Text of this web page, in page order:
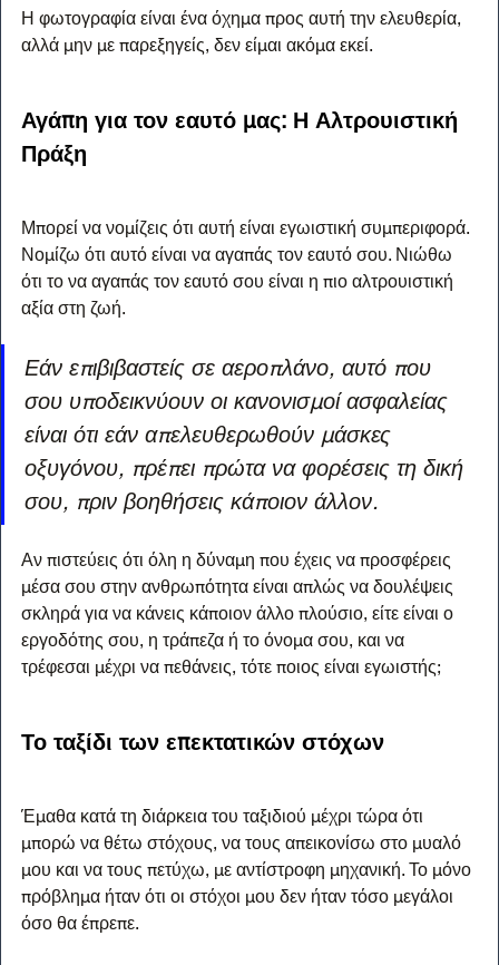
Η φωτογραφία είναι ένα όχημα προς αυτή την ελευθερία,
αλλά μην με παρεξηγείς, δεν είμαι ακόμα εκεί.
Αγάπη για τον εαυτό μας: Η Αλτρουιστική
Πράξη
Μπορεί να νομίζεις ότι αυτή είναι εγωιστική συμπεριφορά.
Νομίζω ότι αυτό είναι να αγαπάς τον εαυτό σου. Νιώθω
ότι το να αγαπάς τον εαυτό σου είναι η πιο αλτρουιστική
αξία στη ζωή.
Εάν επιβιβαστείς σε αεροπλάνο, αυτό που
σου υποδεικνύουν οι κανονισμοί ασφαλείας
είναι ότι εάν απελευθερωθούν μάσκες
οξυγόνου, πρέπει πρώτα να φορέσεις τη δική
σου, πριν βοηθήσεις κάποιον άλλον.
Αν πιστεύεις ότι όλη η δύναμη που έχεις να προσφέρεις
μέσα σου στην ανθρωπότητα είναι απλώς να δουλέψεις
σκληρά για να κάνεις κάποιον άλλο πλούσιο, είτε είναι ο
εργοδότης σου, η τράπεζα ή το όνομα σου, και να
τρέφεσαι μέχρι να πεθάνεις, τότε ποιος είναι εγωιστής;
Το ταξίδι των επεκτατικών στόχων
Έμαθα κατά τη διάρκεια του ταξιδιού μέχρι τώρα ότι
μπορώ να θέτω στόχους, να τους απεικονίσω στο μυαλό
μου και να τους πετύχω, με αντίστροφη μηχανική. Το μόνο
πρόβλημα ήταν ότι οι στόχοι μου δεν ήταν τόσο μεγάλοι
όσο θα έπρεπε.